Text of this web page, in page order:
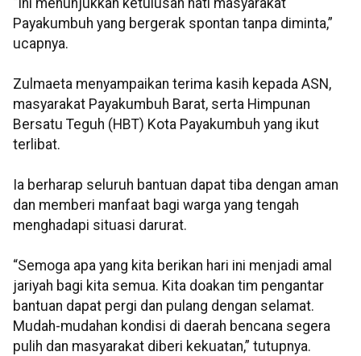
“Ini menunjukkan ketulusan hati masyarakat
Payakumbuh yang bergerak spontan tanpa diminta,”
ucapnya.
Zulmaeta menyampaikan terima kasih kepada ASN,
masyarakat Payakumbuh Barat, serta Himpunan
Bersatu Teguh (HBT) Kota Payakumbuh yang ikut
terlibat.
Ia berharap seluruh bantuan dapat tiba dengan aman
dan memberi manfaat bagi warga yang tengah
menghadapi situasi darurat.
“Semoga apa yang kita berikan hari ini menjadi amal
jariyah bagi kita semua. Kita doakan tim pengantar
bantuan dapat pergi dan pulang dengan selamat.
Mudah-mudahan kondisi di daerah bencana segera
pulih dan masyarakat diberi kekuatan,” tutupnya.